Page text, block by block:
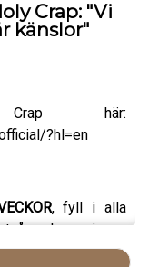
Crap: "Vi
känslor"
här:
?hl=en
, fyll i alla
veckorna, ingen
i appen om det